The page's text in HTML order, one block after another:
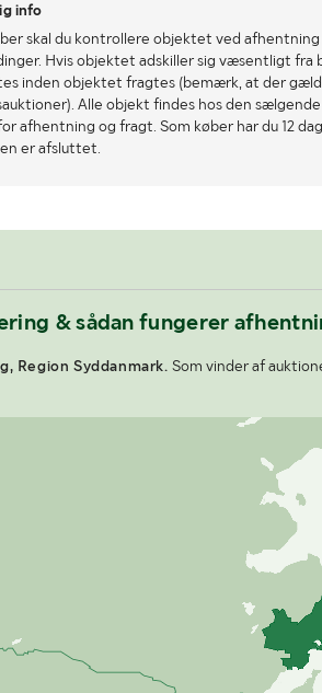
info
skal du kontrollere objektet ved
Hvis objektet adskiller sig væsentligt fra
inden objektet fragtes (bemærk, at der
Alle objekt findes hos den
afhentning og fragt. Som køber har du 12
er afsluttet.
& sådan fungerer
Region Syddanmark. Som vinder af